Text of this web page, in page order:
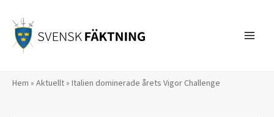
innehåll
Hem » Aktuellt» Italien dominerade årets Vigor Challenge